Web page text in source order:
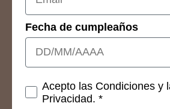
Fecha de cumpleaños
Consetimientos
Acepto las Condiciones y
Privacidad. *